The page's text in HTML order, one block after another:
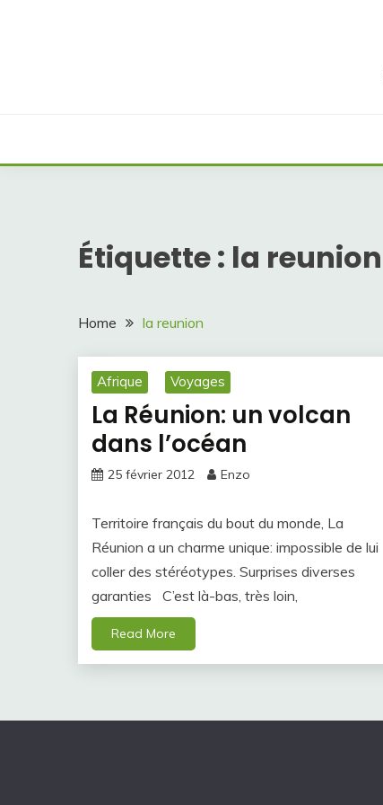
Étiquette : la reunion
Home la reunion
Afrique Voyages
La Réunion: un volcan
dans l’océan
25 février 2012 Enzo
Territoire français du bout du monde, La
Réunion a un charme unique: impossible de lui
coller des stéréotypes. Surprises diverses
garanties C’est là-bas, très loin,
Read More